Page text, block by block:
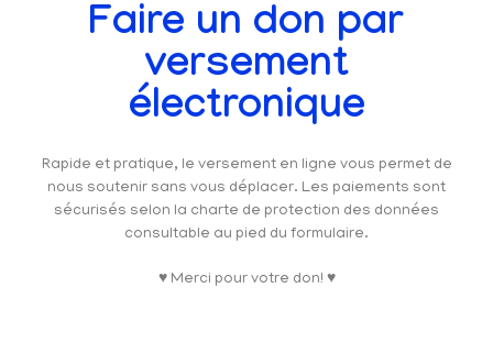
Faire un don par
versement
électronique
Rapide et pratique, le versement en ligne vous permet de
nous soutenir sans vous déplacer. Les paiements sont
sécurisés selon la charte de protection des données
consultable au pied du formulaire.
♥ Merci pour votre don! ♥